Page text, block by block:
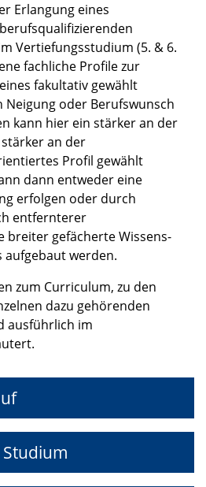
Erlangung eines
Vertiefungsstudium (5. & 6.
fachliche Profile zur
fakultativ gewählt
Neigung oder Berufswunsch
kann hier ein stärker an der
an der
Profil gewählt
dann entweder eine
erfolgen oder durch
entfernterer
breiter gefächerte Wissens-
aufgebaut werden.
zum Curriculum, zu den
dazu gehörenden
ausführlich im